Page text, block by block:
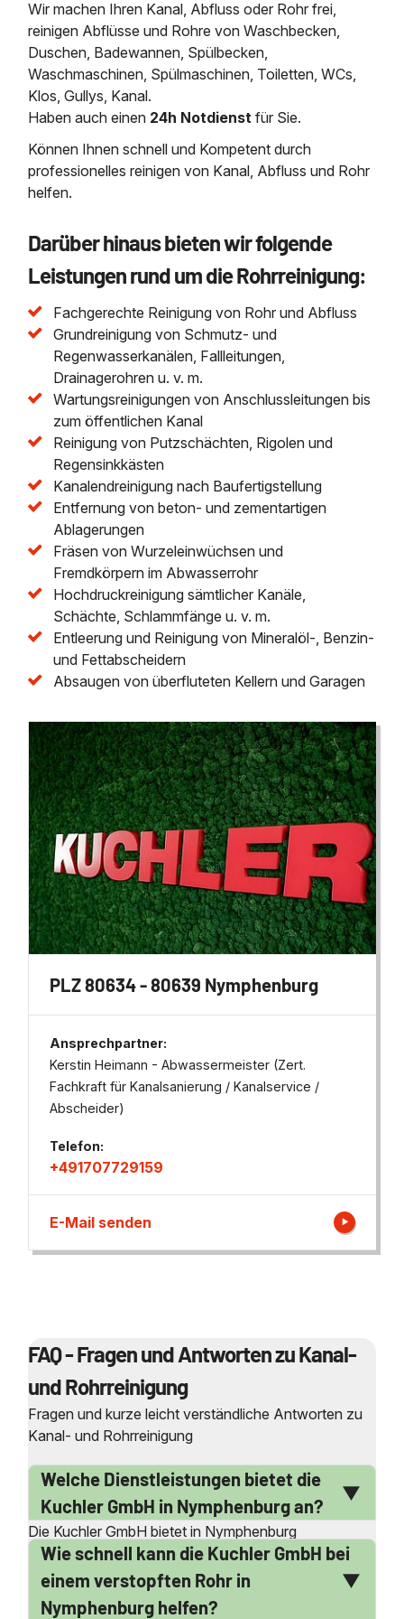
Wir machen Ihren Kanal, Abfluss oder Rohr frei,
reinigen Abflüsse und Rohre von Waschbecken,
Duschen, Badewannen, Spülbecken,
Waschmaschinen, Spülmaschinen, Toiletten, WCs,
Klos, Gullys, Kanal.
Haben auch einen 24h Notdienst für Sie.
Können Ihnen schnell und Kompetent durch
professionelles reinigen von Kanal, Abfluss und Rohr
helfen.
Darüber hinaus bieten wir folgende
Leistungen rund um die Rohrreinigung:
Fachgerechte Reinigung von Rohr und Abfluss
Grundreinigung von Schmutz- und
Regenwasserkanälen, Fallleitungen,
Drainagerohren u. v. m.
Wartungsreinigungen von Anschlussleitungen bis
zum öffentlichen Kanal
Reinigung von Putzschächten, Rigolen und
Regensinkkästen
Kanalendreinigung nach Baufertigstellung
Entfernung von beton- und zementartigen
Ablagerungen
Fräsen von Wurzeleinwüchsen und
Fremdkörpern im Abwasserrohr
Hochdruckreinigung sämtlicher Kanäle,
Schächte, Schlammfänge u. v. m.
Entleerung und Reinigung von Mineralöl-, Benzin-
und Fettabscheidern
Absaugen von überfluteten Kellern und Garagen
PLZ 80634 - 80639 Nymphenburg
Ansprechpartner:
Kerstin Heimann - Abwassermeister (Zert.
Fachkraft für Kanalsanierung / Kanalservice /
Abscheider)
Telefon:
+491707729159
E-Mail senden
FAQ - Fragen und Antworten zu Kanal-
und Rohrreinigung
Fragen und kurze leicht verständliche Antworten zu
Kanal- und Rohrreinigung
Welche Dienstleistungen bietet die
Kuchler GmbH in Nymphenburg an?
Die Kuchler GmbH bietet in Nymphenburg
umfassende Dienstleistungen rund um die Rohr- und
Kanalreinigung an. Dazu gehören die Beseitigung von
Verstopfungen in Abwasserleitungen, die Reinigung
Wie schnell kann die Kuchler GmbH bei
einem verstopften Rohr in
Nymphenburg helfen?